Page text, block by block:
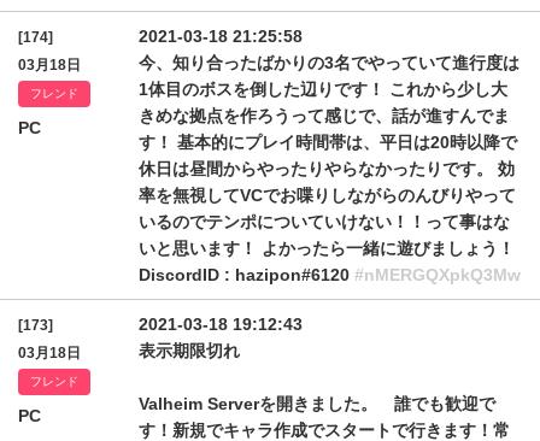
[174]
03月18日
フレンド
PC
2021-03-18 21:25:58
今、知り合ったばかりの3名でやっていて進行度は
1体目のボスを倒した辺りです！ これから少し大
きめな拠点を作ろうって感じで、話が進すんでま
す！ 基本的にプレイ時間帯は、平日は20時以降で
休日は昼間からやったりやらなかったりです。 効
率を無視してVCでお喋りしながらのんびりやって
いるのでテンポについていけない！！って事はな
いと思います！ よかったら一緒に遊びましょう！
DiscordID : hazipon#6120 #nMERGQXpkQ3Mw
[173]
03月18日
フレンド
PC
2021-03-18 19:12:43
表示期限切れ
Valheim Serverを開きました。 誰でも歓迎で
す！新規でキャラ作成でスタートで行きます！常